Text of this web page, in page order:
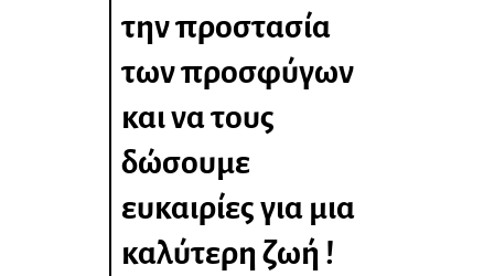
την προστασία
των προσφύγων
και να τους
δώσουμε
ευκαιρίες για μια
καλύτερη ζωή !